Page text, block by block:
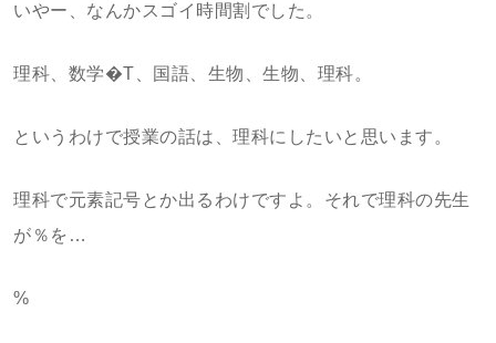
いやー、なんかスゴイ時間割でした。
理科、数学�T、国語、生物、生物、理科。
というわけで授業の話は、理科にしたいと思います。
理科で元素記号とか出るわけですよ。それで理科の先生
が％を…
%